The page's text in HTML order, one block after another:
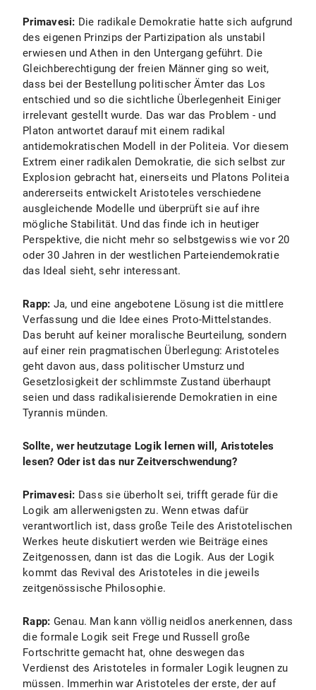
Primavesi: Die radikale Demokratie hatte sich aufgrund
des eigenen Prinzips der Partizipation als unstabil
erwiesen und Athen in den Untergang geführt. Die
Gleichberechtigung der freien Männer ging so weit,
dass bei der Bestellung politischer Ämter das Los
entschied und so die sichtliche Überlegenheit Einiger
irrelevant gestellt wurde. Das war das Problem - und
Platon antwortet darauf mit einem radikal
antidemokratischen Modell in der Politeia. Vor diesem
Extrem einer radikalen Demokratie, die sich selbst zur
Explosion gebracht hat, einerseits und Platons Politeia
andererseits entwickelt Aristoteles verschiedene
ausgleichende Modelle und überprüft sie auf ihre
mögliche Stabilität. Und das finde ich in heutiger
Perspektive, die nicht mehr so selbstgewiss wie vor 20
oder 30 Jahren in der westlichen Parteiendemokratie
das Ideal sieht, sehr interessant.
Rapp: Ja, und eine angebotene Lösung ist die mittlere
Verfassung und die Idee eines Proto-Mittelstandes.
Das beruht auf keiner moralische Beurteilung, sondern
auf einer rein pragmatischen Überlegung: Aristoteles
geht davon aus, dass politischer Umsturz und
Gesetzlosigkeit der schlimmste Zustand überhaupt
seien und dass radikalisierende Demokratien in eine
Tyrannis münden.
Sollte, wer heutzutage Logik lernen will, Aristoteles
lesen? Oder ist das nur Zeitverschwendung?
Primavesi: Dass sie überholt sei, trifft gerade für die
Logik am allerwenigsten zu. Wenn etwas dafür
verantwortlich ist, dass große Teile des Aristotelischen
Werkes heute diskutiert werden wie Beiträge eines
Zeitgenossen, dann ist das die Logik. Aus der Logik
kommt das Revival des Aristoteles in die jeweils
zeitgenössische Philosophie.
Rapp: Genau. Man kann völlig neidlos anerkennen, dass
die formale Logik seit Frege und Russell große
Fortschritte gemacht hat, ohne deswegen das
Verdienst des Aristoteles in formaler Logik leugnen zu
müssen. Immerhin war Aristoteles der erste, der auf